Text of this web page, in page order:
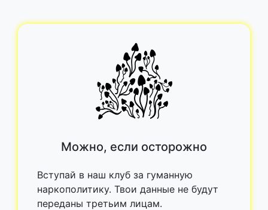
Можно, если осторожно
Вступай в наш клуб за гуманную
наркополитику. Твои данные не будут
переданы третьим лицам.